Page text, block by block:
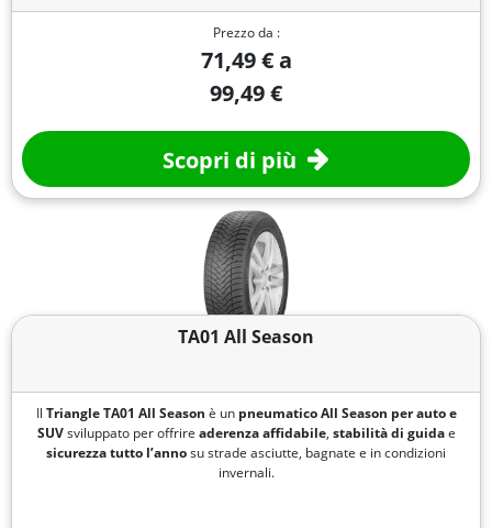
Prezzo da :
71,49 € a
99,49 €
Scopri di più
TA01 All Season
Il Triangle TA01 All Season è un pneumatico All Season per auto e
SUVsviluppato per offrire aderenza affidabile, stabilità di guidae
sicurezza tutto l’annosu strade asciutte, bagnate e in condizioni
invernali.